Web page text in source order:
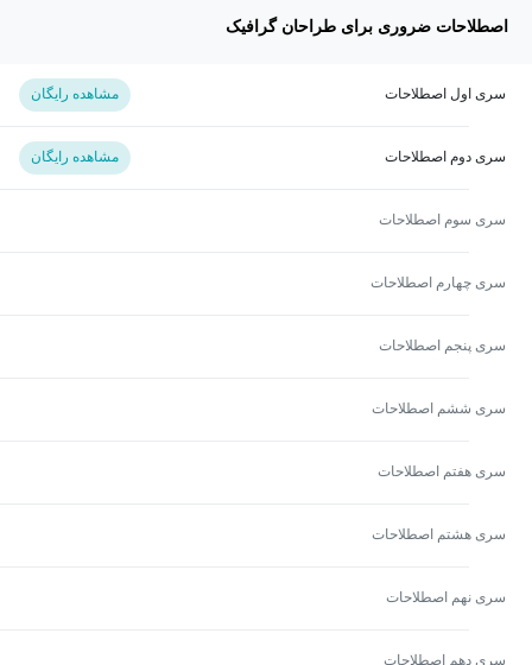
اصطلاحات ضروری برای طراحان گرافیک
سری اول اصطلاحات مشاهده رایگان
سری دوم اصطلاحات مشاهده رایگان
سری سوم اصطلاحات
سری چهارم اصطلاحات
سری پنجم اصطلاحات
سری ششم اصطلاحات
سری هفتم اصطلاحات
سری هشتم اصطلاحات
سری نهم اصطلاحات
سری دهم اصطلاحات